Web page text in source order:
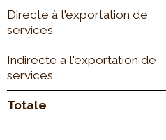
Directe à l'exportation de
services
Indirecte à l'exportation de
services
Totale